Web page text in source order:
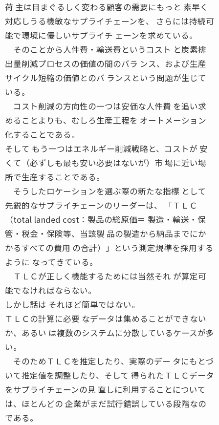
荷 主は目まぐるしく変わる顧客の需要にもっと 素早く
対応しうる機敏なサプライチェーンを、 さらには持続可
能で環境に優しいサプライチ ェーンを求めている。
そのことから人件費・輸送費というコスト と炭素排
出量削減プロセスの価値の間のバラ ンス、および生産
サイクル短縮の価値とのバ ランスという問題が生じて
いる。
コスト削減の方向性の一つは安価な人件費 を追い求
めることよりも、むしろ生産工程を オートメーション
化することである。
そして もう一つはエネルギー削減戦略と、コストが 安
くて（必ずしも最も安い必要はないが）市 場に近い場
所で生産することである。
そうしたロケーションを選ぶ際の新たな指標 として
先鋭的なサプライチェーンのリーダーは、 「ＴＬＣ
（total landed cost：製品の総原価＝ 製造・輸送・保
管・税金・保険等、当該製 品の製造から納品までにか
かるすべての費用 の合計）」という測定規準を採用する
ように なってきている。
ＴＬＣが正しく機能するためには当然それ が算定可
能でなければならない。
しかし話は それほど簡単ではない。
ＴＬＣの計算に必要 なデータは集めることができない
か、あるい は複数のシステムに分散しているケースが多
い。
そのためＴＬＣを推定したり、実際のデー タにもとづ
いて推定値を調整したり、そして 得られたＴＬＣデータ
をサプライチェーンの見 直しに利用することについて
は、ほとんどの 企業がまだ試行錯誤している段階なの
である。